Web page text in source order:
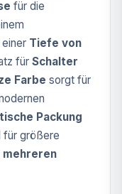
für die
Tiefe von
für Schalter
Farbe sorgt für
Packung
für größere
mehreren